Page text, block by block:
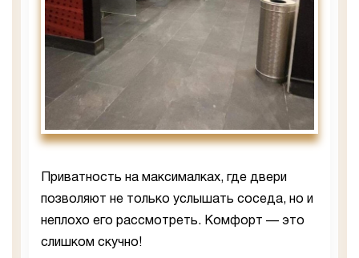
Приватность на максималках, где двери
позволяют не только услышать соседа, но и
неплохо его рассмотреть. Комфорт — это
слишком скучно!